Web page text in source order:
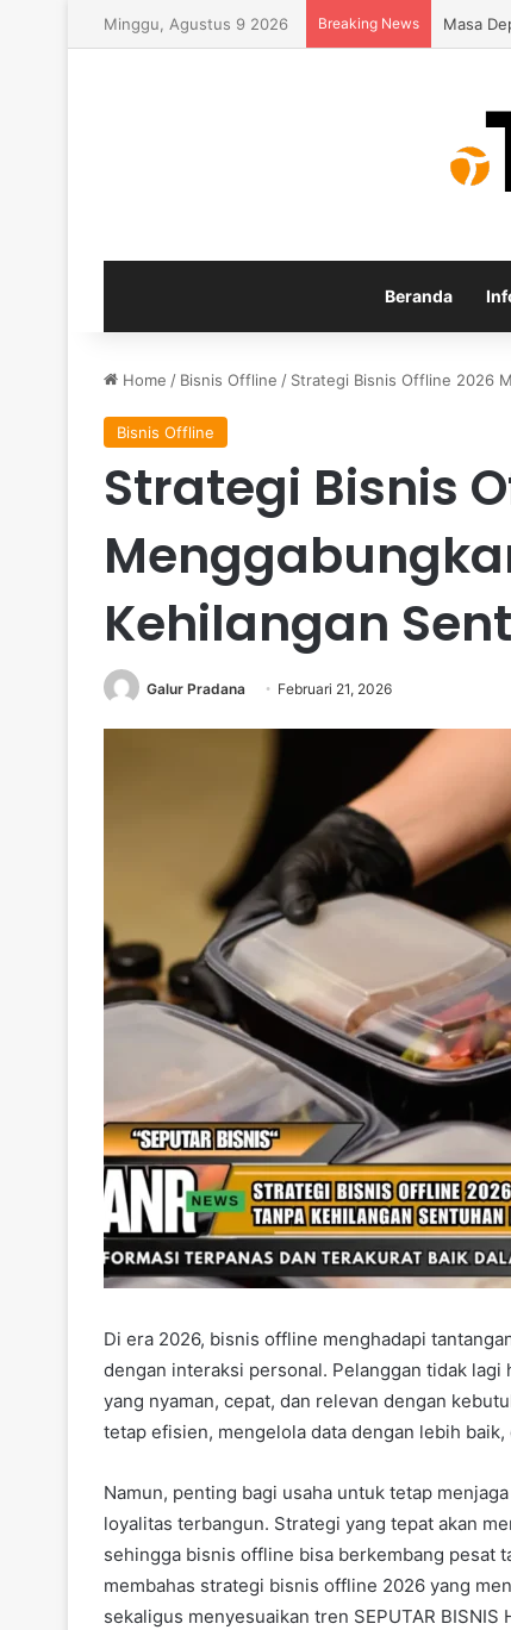
Minggu, Agustus 9 2026 Breaking News Inspirasi
Beranda
Home / Bisnis Offline / Strategi Bisnis Offline 2026
Bisnis Offline
Strategi Bisnis
Kehilangan
Galur Pradana Februari 21, 2026
Di era 2026, bisnis offline menghadapi
dengan interaksi personal. Pelanggan tidak
yang nyaman, cepat, dan relevan dengan
tetap efisien, mengelola data dengan lebih
Namun, penting bagi usaha untuk tetap
loyalitas terbangun. Strategi yang tepat akan
sehingga bisnis offline bisa berkembang pesat
membahas strategi bisnis offline 2026 yang
sekaligus menyesuaikan tren SEPUTAR BISNIS